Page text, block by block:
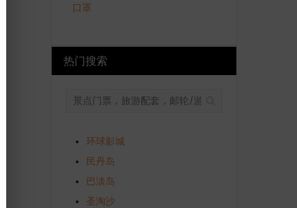
口罩
热门搜索
环球影城
民丹岛
巴淡岛
圣淘沙